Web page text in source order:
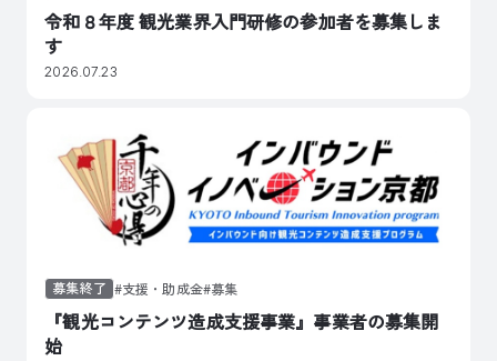
令和８年度 観光業界入門研修の参加者を募集しま
す
2026.07.23
募集終了 支援・助成金 募集
『観光コンテンツ造成支援事業』事業者の募集開
始